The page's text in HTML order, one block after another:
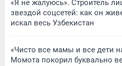
«Я не жалуюсь». Строитель
звездой соцсетей: как он
искал весь Узбекистан
«Чисто все мамы и все дети
Момота покорил буквально